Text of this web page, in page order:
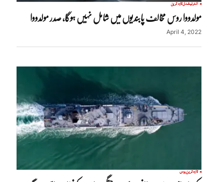
انٹرنیشنلتازہ ترین
مولدووا روس مخالف پابندیوں میں شامل نہیں ہوگا، صدر مولدووا
April 4, 2022
تازہ ترینروس